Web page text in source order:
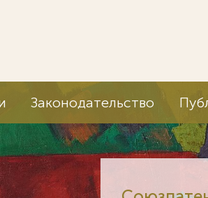
Законодательство